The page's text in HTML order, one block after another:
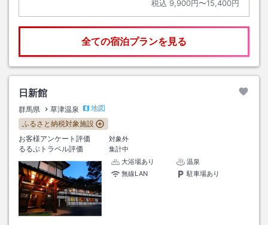
税込 9,900円〜15,400円
全ての宿泊プランを見る
日新館
群馬県 草津温泉
地図
ふるさと納税対象施設
お客様アンケート評価
対象外
るるぶトラベル評価
集計中
大浴場あり
温泉
無線LAN
駐車場あり